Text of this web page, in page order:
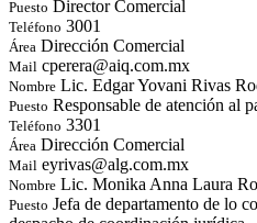
Puesto Director Comercial
Teléfono 3001
Área Dirección Comercial
Mail cperera@aiq.com.mx
Nombre Lic. Edgar Yovani Rivas
Puesto Responsable de atención al
Teléfono 3301
Área Dirección Comercial
Mail eyrivas@alg.com.mx
Nombre Lic. Monika Anna Laura
Puesto Jefa de departamento de lo